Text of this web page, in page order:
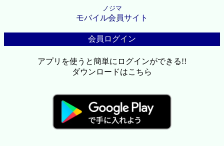
ノジマ
モバイル会員サイト
会員ログイン
アプリを使うと簡単にログインができる!!
ダウンロードはこちら